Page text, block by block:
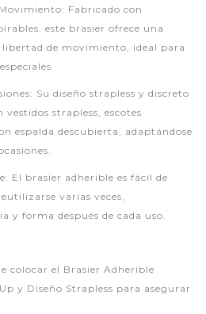
Fabricado con
este brasier ofrece una
libertad de movimiento, ideal para
Su diseño strapless y discreto
strapless, escotes
espalda descubierta, adaptándose
El brasier adherible es fácil de
varias veces,
y forma después de cada uso.
colocar el Brasier Adherible
y Diseño Strapless para asegurar